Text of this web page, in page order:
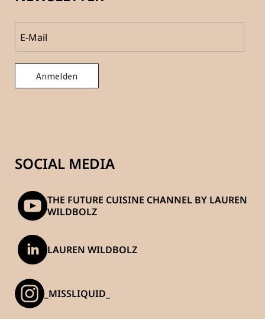
SOCIAL MEDIA
THE FUTURE CUISINE CHANNEL BY LAUREN
WILDBOLZ
LAUREN WILDBOLZ
_MISSLIQUID_